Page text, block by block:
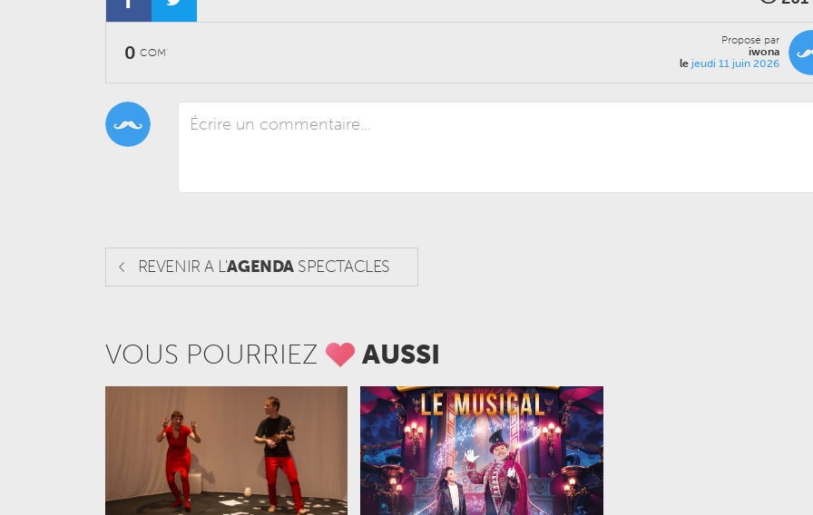
0 COM'
Proposé par
iwona
le jeudi 11 juin 2026
REVENIR A L'AGENDASPECTACLES
VOUS POURRIEZ AUSSI